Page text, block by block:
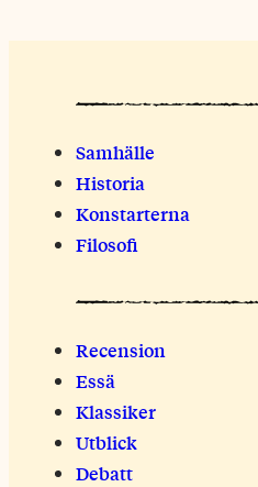
Samhälle
Historia
Konstarterna
Filosofi
Recension
Essä
Klassiker
Utblick
Debatt